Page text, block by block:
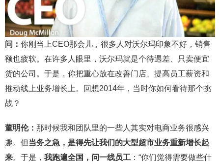
问： 你刚当上CEO那会儿，很多人对沃尔玛印象不好，销售
额也疲软。在许多人眼里，沃尔玛就是个待遇差、只卖便宜
货的公司。于是，你把重心放在改善门店、提高员工薪资和
推动线上业务增长上。回想2014年，当时你如何看待那个挑
战？
董明伦： 那时候我和团队里的一些人其实对电商业务很感兴
趣。但当务之急，是得先让我们的大型超市业务重新增长起
来。于是， 我跑遍全国，问一线员工 ：“你们觉得需要做些什